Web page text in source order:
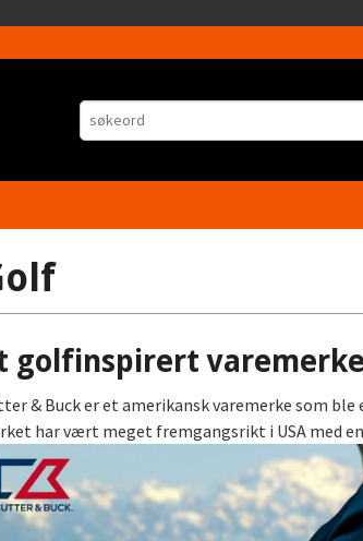
innholdet
golfinspirert
& Buck er et amerikansk varemerke som ble
har vært meget fremgangsrikt i USA med